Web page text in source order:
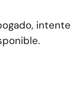
intente